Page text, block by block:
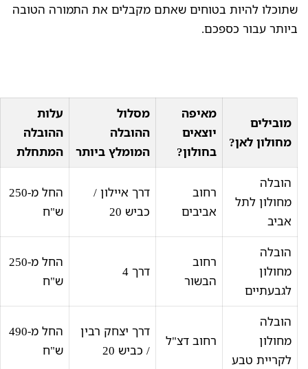
שתוכלו להיות בטוחים שאתם מקבלים את התמורה הטובה
ביותר עבור כספכם.
מובילים
מחולון לאן?
מאיפה
יוצאים
בחולון?
מסלול
ההובלה
המומלץ ביותר
עלות
ההובלה
המתחלת
הובלה
מחולון לתל
אביב
רחוב
אביבים
דרך איילון /
כביש 20
החל מ-250
ש"ח
הובלה
מחולון
לגבעתיים
רחוב
הבשור
דרך 4
החל מ-250
ש"ח
הובלה
מחולון
לקריית טבע
רחוב דצ"ל
דרך יצחק רבין
/ כביש 20
החל מ-490
ש"ח